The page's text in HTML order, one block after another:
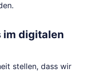
im digitalen
stellen, dass wir